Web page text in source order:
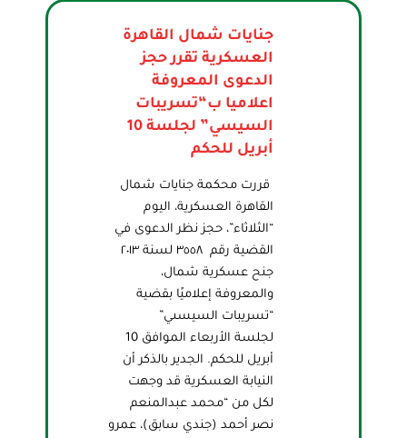
جنايات شمال القاهرة
العسكرية تقرر حجز
الدعوى المعروفة
اعلاميا ب“تسريبات
السيسي” لجلسة 10
أبريل للحكم
قررت محكمة جنايات شمال
القاهرة العسكرية، اليوم
“الثلاثاء”، حجز نظر الدعوى في
القضية رقم ٣٥٥٨ لسنة ٢٠١٣
جنح عسكرية شمال،
والمعروفة إعلاميًا بقضية
“تسريبات السيسىي”
لجلسة الأربعاء الموافق 10
أبريل للحكم. الجدير بالذكر أن
النيابة العسكرية قد وجهت
لكل من “محمد عبدالمنعم
نصر أحمد (جندي سابق)، عمرو